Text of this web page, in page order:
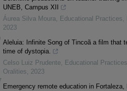
UNEB, Campus XII
Áurea Silva Moura, Educational Practices,
2023
Aleluia: Infinite Song of Tincoã a film that
time of dystopia.
Celso Luiz Prudente, Educational
Oralities, 2023
Emergency remote education in Fortaleza,